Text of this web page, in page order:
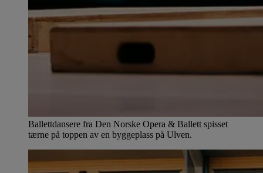
Ballettdansere fra Den Norske Opera & Ballett spisset
tærne på toppen av en byggeplass på Ulven.